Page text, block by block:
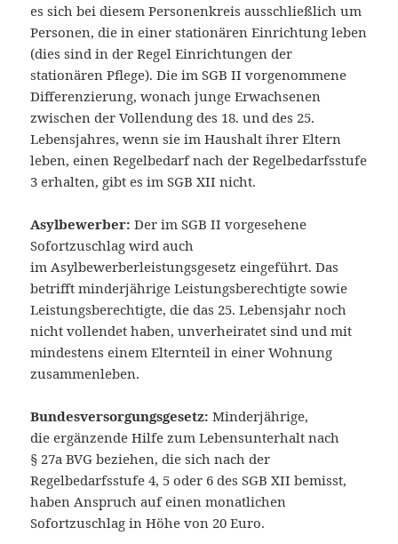
es sich bei diesem Personenkreis ausschließlich um
Personen, die in einer stationären Einrichtung leben
(dies sind in der Regel Einrichtungen der
stationären Pflege). Die im SGB II vorgenommene
Differenzierung, wonach junge Erwachsenen
zwischen der Vollendung des 18. und des 25.
Lebensjahres, wenn sie im Haushalt ihrer Eltern
leben, einen Regelbedarf nach der Regelbedarfsstufe
3 erhalten, gibt es im SGB XII nicht.
Asylbewerber: Der im SGB II vorgesehene
Sofortzuschlag wird auch
im Asylbewerberleistungsgesetz eingeführt. Das
betrifft minderjährige Leistungsberechtigte sowie
Leistungsberechtigte, die das 25. Lebensjahr noch
nicht vollendet haben, unverheiratet sind und mit
mindestens einem Elternteil in einer Wohnung
zusammenleben.
Bundesversorgungsgesetz: Minderjährige,
die ergänzende Hilfe zum Lebensunterhalt nach
§ 27a BVG beziehen, die sich nach der
Regelbedarfsstufe 4, 5 oder 6 des SGB XII bemisst,
haben Anspruch auf einen monatlichen
Sofortzuschlag in Höhe von 20 Euro.